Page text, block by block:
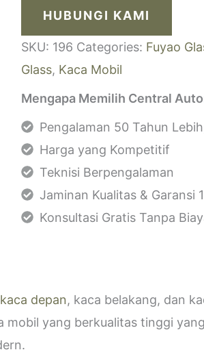
HUBUNGI KAMI
SKU: 196 Categories: Fuyao
Glass, Kaca Mobil
Mengapa Memilih Central
Pengalaman 50 Tahun
Harga yang Kompetitif
Teknisi Berpengalaman
Jaminan Kualitas & Garansi
Konsultasi Gratis Tanpa
kaca depan, kaca belakang, dan
yang berkualitas tinggi